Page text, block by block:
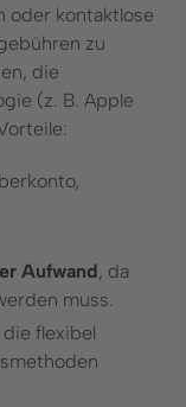
oder kontaktlose
zu
die
(z. B. Apple
Aufwand, da
muss.
flexibel